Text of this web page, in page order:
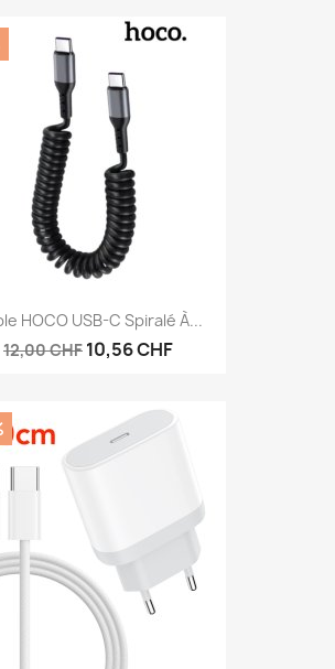
HOCO USB-C Spiralé À...
12,00 CHF 10,56 CHF